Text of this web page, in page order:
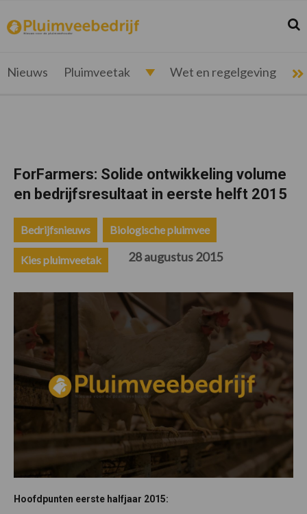
de
hoofdnavigatie
de
hoofd
de
eerste
de
voettekst
pluimveebedrijf.nl
Nieuws
pluimveehouder
Nieuws Pluimveetak Wet en regelgeving
ForFarmers: Solide ontwikkeling volume
en bedrijfsresultaat in eerste helft 2015
Bedrijfsnieuws Biologische pluimvee
Kies pluimveetak 28 augustus 2015
Hoofdpunten eerste halfjaar 2015: